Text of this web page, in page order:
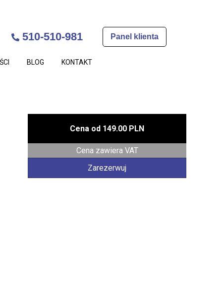
510-510-981 Panel klienta
BLOG KONTAKT
Cena od 149.00 PLN
Cena zawiera VAT
Zarezerwuj